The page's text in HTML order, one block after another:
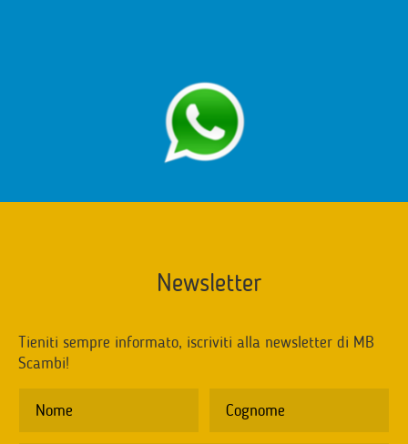
Newsletter
Tieniti sempre informato, iscriviti alla newsletter di MB
Scambi!